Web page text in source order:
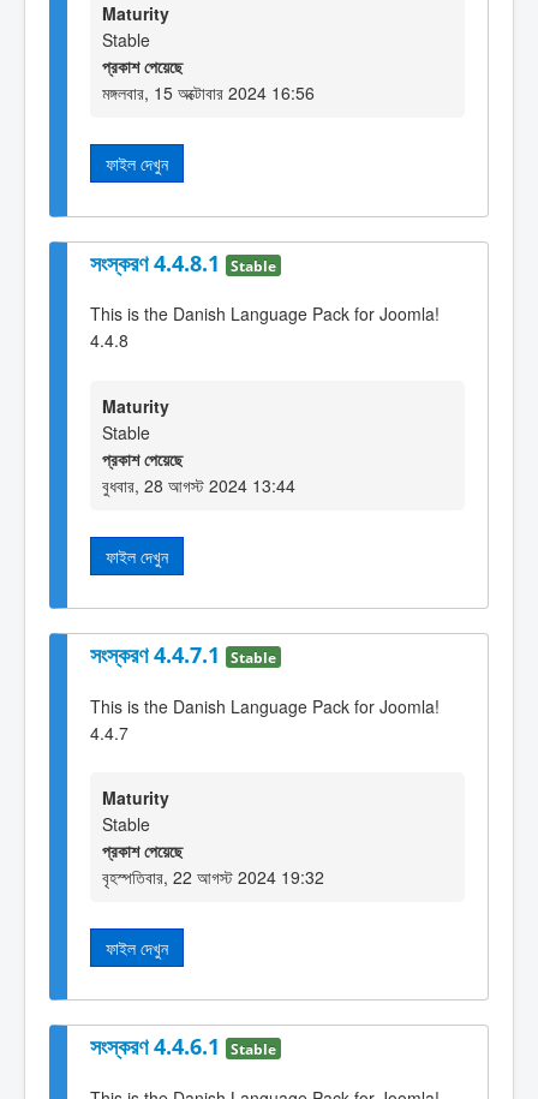
Maturity
Stable
প্রকাশ পেয়েছে
মঙ্গলবার, 15 অক্টোবার 2024 16:56
ফাইল দেখুন
সংস্করণ 4.4.8.1 Stable
This is the Danish Language Pack for Joomla!
4.4.8
Maturity
Stable
প্রকাশ পেয়েছে
বুধবার, 28 আগস্ট 2024 13:44
ফাইল দেখুন
সংস্করণ 4.4.7.1 Stable
This is the Danish Language Pack for Joomla!
4.4.7
Maturity
Stable
প্রকাশ পেয়েছে
বৃহস্পতিবার, 22 আগস্ট 2024 19:32
ফাইল দেখুন
সংস্করণ 4.4.6.1 Stable